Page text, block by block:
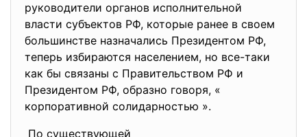
руководители органов исполнительной
власти субъектов РФ, которые ранее в своем
большинстве назначались Президентом РФ,
теперь избираются населением, но все-таки
как бы связаны с Правительством РФ и
Президентом РФ, образно говоря, «
корпоративной солидарностью ».
По существующей